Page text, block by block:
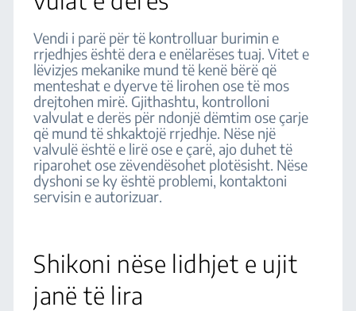
Vendi i parë për të kontrolluar burimin e
rrjedhjes është dera e enëlarëses tuaj. Vitet e
lëvizjes mekanike mund të kenë bërë që
menteshat e dyerve të lirohen ose të mos
drejtohen mirë. Gjithashtu, kontrolloni
valvulat e derës për ndonjë dëmtim ose çarje
që mund të shkaktojë rrjedhje. Nëse një
valvulë është e lirë ose e çarë, ajo duhet të
riparohet ose zëvendësohet plotësisht. Nëse
dyshoni se ky është problemi, kontaktoni
servisin e autorizuar.
Shikoni nëse lidhjet e ujit
janë të lira